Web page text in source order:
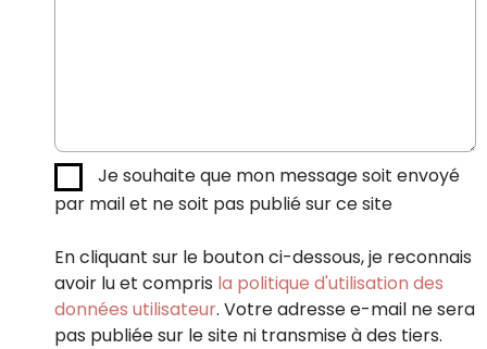
Je souhaite que mon message soit envoyé
par mail et ne soit pas publié sur ce site
En cliquant sur le bouton ci-dessous, je reconnais
avoir lu et compris la politique d'utilisation des
données utilisateur. Votre adresse e-mail ne sera
pas publiée sur le site ni transmise à des tiers.